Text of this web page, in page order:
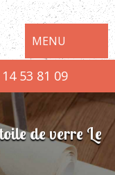
MENU
53 81 09
de verre Le